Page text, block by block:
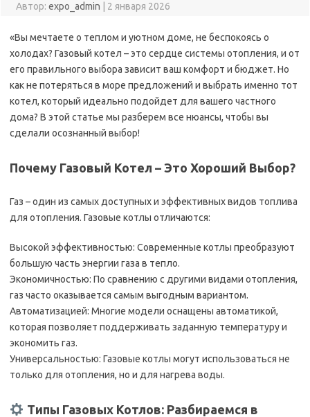
Автор: expo_admin 2 января 2026
«Вы мечтаете о теплом и уютном доме, не беспокоясь о
холодах? Газовый котел – это сердце системы отопления, и от
его правильного выбора зависит ваш комфорт и бюджет. Но
как не потеряться в море предложений и выбрать именно тот
котел, который идеально подойдет для вашего частного
дома? В этой статье мы разберем все нюансы, чтобы вы
сделали осознанный выбор!
Почему Газовый Котел – Это Хороший Выбор?
Газ – один из самых доступных и эффективных видов топлива
для отопления. Газовые котлы отличаются:
Высокой эффективностью: Современные котлы преобразуют
большую часть энергии газа в тепло.
Экономичностью: По сравнению с другими видами отопления,
газ часто оказывается самым выгодным вариантом.
Автоматизацией: Многие модели оснащены автоматикой,
которая позволяет поддерживать заданную температуру и
экономить газ.
Универсальностью: Газовые котлы могут использоваться не
только для отопления, но и для нагрева воды.
Типы Газовых Котлов: Разбираемся в